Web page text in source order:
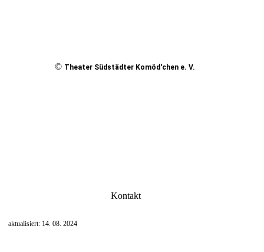
© Theater Südstädter Komöd'chen e. V.
Kontakt
aktualisiert: 14. 08. 2024